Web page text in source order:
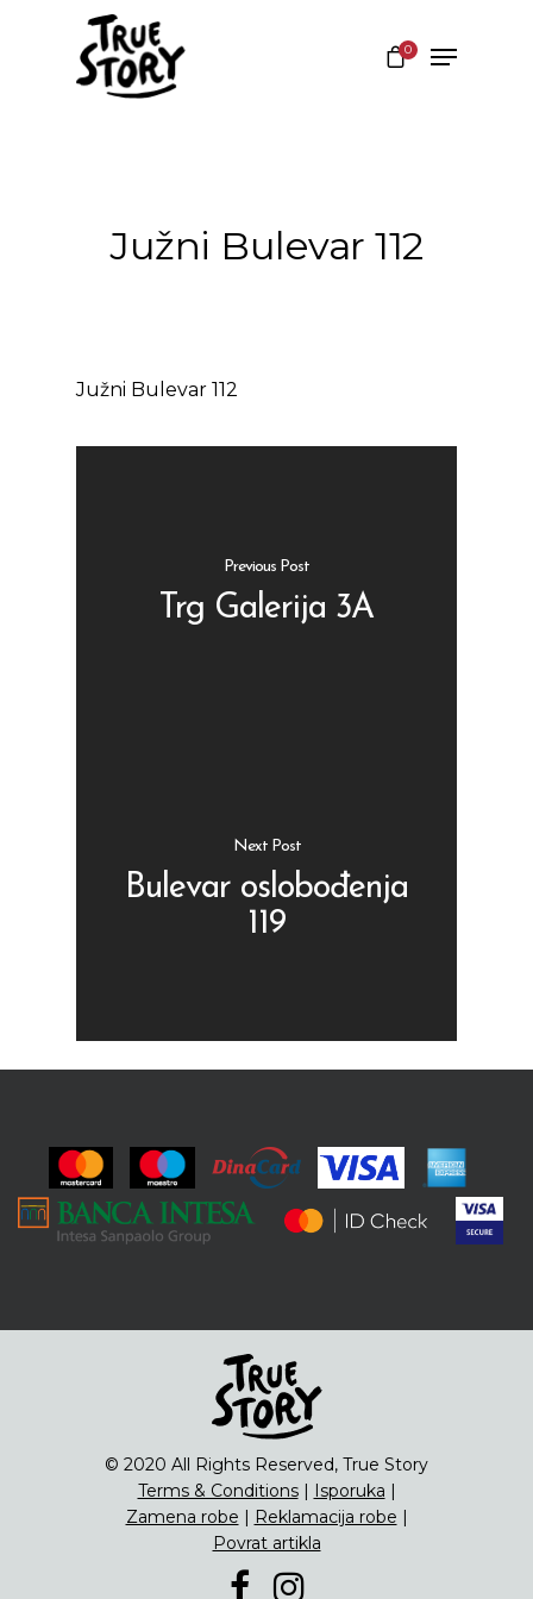
0
Južni Bulevar 112
Južni Bulevar 112
Previous Post
Trg Galerija 3A
Next Post
Bulevar oslobođenja
119
© 2020 All Rights Reserved, True Story
Terms & Conditions| Isporuka |
Zamena robe | Reklamacija robe |
Povrat artikla
Sušeno Voće